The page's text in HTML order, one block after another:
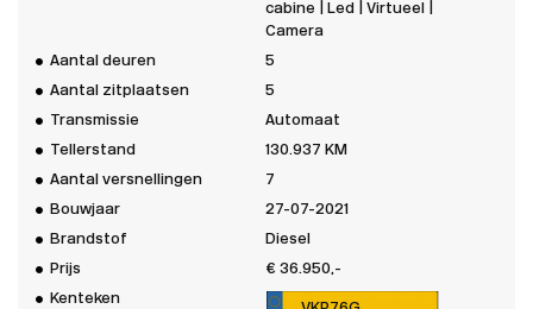
cabine | Led | Virtueel |
Camera
Aantal deuren
5
Aantal zitplaatsen
5
Transmissie
Automaat
Tellerstand
130.937 KM
Aantal versnellingen
7
Bouwjaar
27-07-2021
Brandstof
Diesel
Prijs
€ 36.950,-
Kenteken